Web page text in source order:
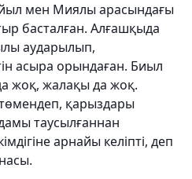
мен Миялы арасындағы
басталған. Алғашқыда
аударылып,
асыра орындаған. Биыл
жоқ, жалақы да жоқ.
қарыздары
таусылғаннан
арнайы келіпті, деп